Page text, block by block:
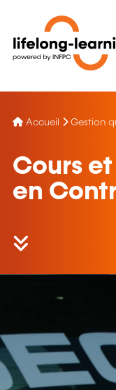
Accueil Gestion
Cours
en